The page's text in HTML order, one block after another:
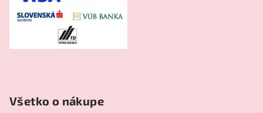
Všetko o nákupe